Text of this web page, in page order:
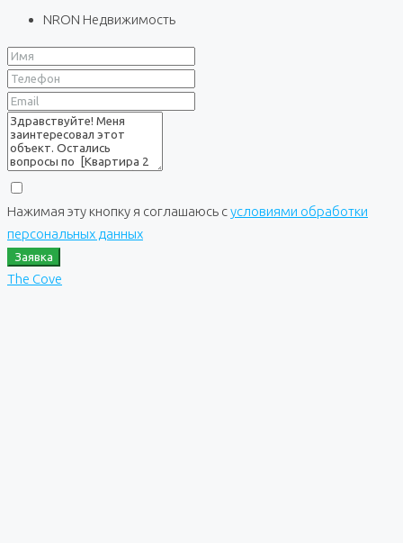
NRON Недвижимость
Нажимая эту кнопку я соглашаюсь сусловиями обработки
персональных данных
Заявка
The Cove